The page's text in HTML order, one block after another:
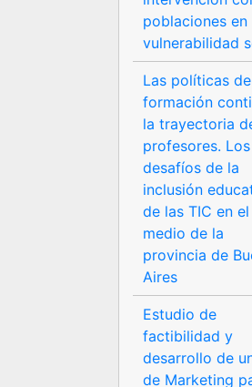
poblaciones en
vulnerabilidad
Las políticas de
formación
la trayectoria
profesores. Los
desafíos de la
inclusión
de las TIC en
medio de la
provincia de
Aires
Estudio de
factibilidad y
desarrollo de
de Marketing